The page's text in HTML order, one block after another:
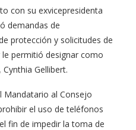
con su exvicepresidenta
demandas de
protección y solicitudes de
permitió designar como
Gellibert.
Mandatario al Consejo
el uso de teléfonos
fin de impedir la toma de